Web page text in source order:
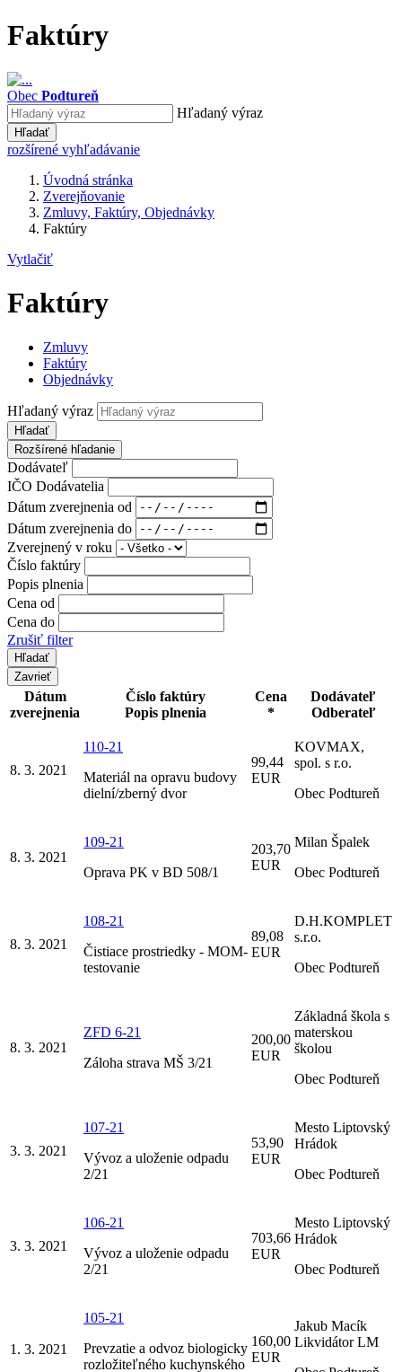
Faktúry
Obec Podtureň
Hľadaný výraz
Hľadať
rozšírené vyhľadávanie
Úvodná stránka
Zverejňovanie
Zmluvy, Faktúry, Objednávky
Faktúry
Vytlačiť
Faktúry
Zmluvy
Faktúry
Objednávky
Hľadaný výraz
Hľadať
Rozšírené hľadanie
Dodávateľ
IČO Dodávatelia
Dátum zverejnenia od
Dátum zverejnenia do
Zverejnený v roku
Číslo faktúry
Popis plnenia
Cena od
Cena do
Zrušiť filter
Zavrieť
Dátum
zverejnenia
Číslo faktúry
Popis plnenia
Cena
*
Dodávateľ
Odberateľ
8. 3. 2021
110-21
Materiál na opravu budovy
dielní/zberný dvor
99,44
EUR
KOVMAX,
spol. s r.o.
Obec Podtureň
8. 3. 2021
109-21
Oprava PK v BD 508/1
203,70
EUR
Milan Špalek
Obec Podtureň
8. 3. 2021
108-21
Čistiace prostriedky - MOM-
testovanie
89,08
EUR
D.H.KOMPLET
s.r.o.
Obec Podtureň
8. 3. 2021
ZFD 6-21
Záloha strava MŠ 3/21
200,00
EUR
Základná škola s
materskou
školou
Obec Podtureň
3. 3. 2021
107-21
Vývoz a uloženie odpadu
2/21
53,90
EUR
Mesto Liptovský
Hrádok
Obec Podtureň
3. 3. 2021
106-21
Vývoz a uloženie odpadu
2/21
703,66
EUR
Mesto Liptovský
Hrádok
Obec Podtureň
1. 3. 2021
105-21
Prevzatie a odvoz biologicky
rozložiteľného kuchynského
160,00
EUR
Jakub Macík
Likvidátor LM